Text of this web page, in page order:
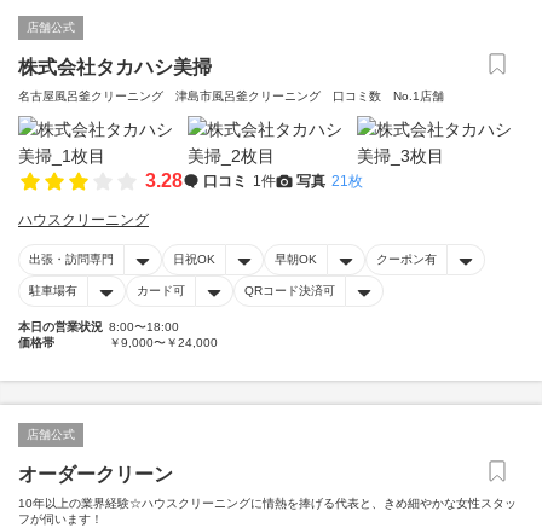
店舗公式
株式会社タカハシ美掃
名古屋風呂釜クリーニング 津島市風呂釜クリーニング 口コミ数 No.1店舗
3.28 口コミ 1件 写真 21枚
ハウスクリーニング
出張・訪問専門 日祝OK 早朝OK クーポン有
駐車場有 カード可 QRコード決済可
本日の営業状況 8:00〜18:00
価格帯
￥9,000〜￥24,000
店舗公式
オーダークリーン
10年以上の業界経験☆ハウスクリーニングに情熱を捧げる代表と、きめ細やかな女性スタッ
フが伺います！